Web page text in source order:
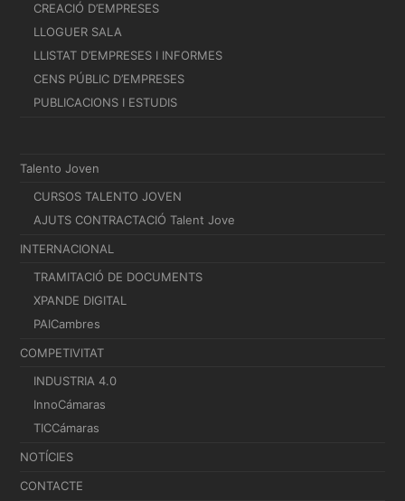
CREACIÓ D’EMPRESES
LLOGUER SALA
LLISTAT D’EMPRESES I INFORMES
CENS PÚBLIC D’EMPRESES
PUBLICACIONS I ESTUDIS
Talento Joven
CURSOS TALENTO JOVEN
AJUTS CONTRACTACIÓ Talent Jove
INTERNACIONAL
TRAMITACIÓ DE DOCUMENTS
XPANDE DIGITAL
PAICambres
COMPETIVITAT
INDUSTRIA 4.0
InnoCámaras
TICCámaras
NOTÍCIES
CONTACTE